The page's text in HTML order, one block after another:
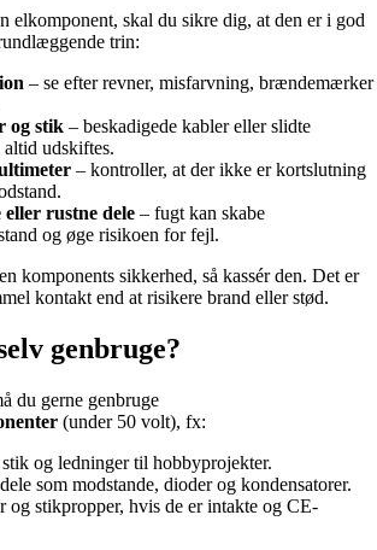
elkomponent, skal du sikre dig, at den er i god
trin:
– se efter revner, misfarvning, brændemærker
og stik – beskadigede kabler eller slidte
udskiftes.
– kontroller, at der ikke er kortslutning
rustne dele – fugt kan skabe
og øge risikoen for fejl.
komponents sikkerhed, så kassér den. Det er
kontakt end at risikere brand eller stød.
genbruge?
du gerne genbruge
(under 50 volt), fx:
og ledninger til hobbyprojekter.
som modstande, dioder og kondensatorer.
og stikpropper, hvis de er intakte og CE-